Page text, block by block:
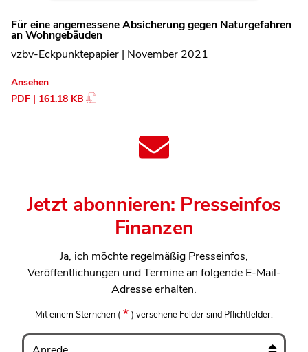
Für eine angemessene Absicherung gegen Naturgefahren
an Wohngebäuden
vzbv-Eckpunktepapier | November 2021
Ansehen
PDF | 161.18 KB
Jetzt abonnieren: Presseinfos
Finanzen
Ja, ich möchte regelmäßig Presseinfos,
Veröffentlichungen und Termine an folgende E-Mail-
Adresse erhalten.
Mit einem Sternchen ( ) versehene Felder sind Pflichtfelder.
Anrede